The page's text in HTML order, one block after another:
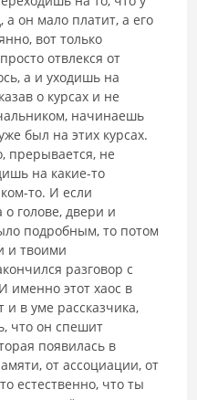
он мало платит, а его
вот только
отвлекся от
а и уходишь на
о курсах и не
начинаешь
был на этих курсах.
прерывается, не
на какие-то
то. И если
о голове, двери и
подробным, то потом
и твоими
разговор с
именно этот хаос в
и в уме рассказчика,
что он спешит
появилась в
от ассоциации, от
естественно, что ты